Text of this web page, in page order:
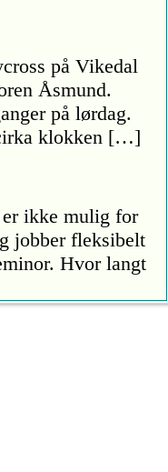
på Vikedal
Åsmund.
på lørdag.
klokken […]
ikke mulig for
jobber fleksibelt
Hvor langt